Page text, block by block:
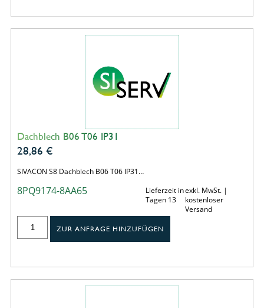
Dachblech B06 T06 IP31
28,86 €
SIVACON S8 Dachblech B06 T06 IP31…
8PQ9174-8AA65
Lieferzeit in
Tagen 13
exkl. MwSt. |
kostenloser
Versand
ZUR ANFRAGE HINZUFÜGEN